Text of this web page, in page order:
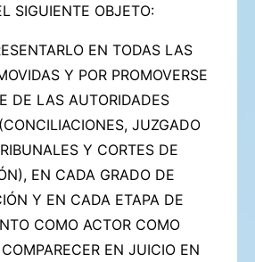
SIGUIENTE OBJETO:
EN TODAS LAS
Y POR PROMOVERSE
DE LAS AUTORIDADES
JUZGADO
Y CORTES DE
EN CADA GRADO DE
Y EN CADA ETAPA DE
COMO ACTOR COMO
EN JUICIO EN